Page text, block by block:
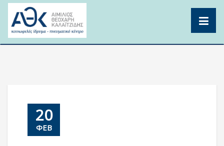
Skip
content
20
ΦΕΒ